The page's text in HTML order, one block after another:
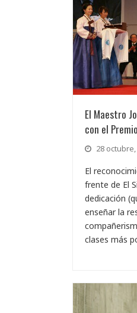
El Maestro
con el
28
El
frente de El
dedicación
enseñar la
clases más